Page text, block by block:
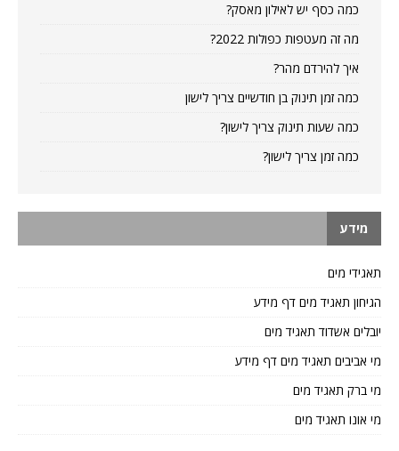
כמה כסף יש לאילון מאסק?
מה זה מעטפות כפולות 2022?
איך להירדם מהר?
כמה זמן תינוק בן חודשיים צריך לישון
כמה שעות תינוק צריך לישון?
כמה זמן צריך לישון?
מידע
תאגידי מים
הגיחון תאגיד מים דף מידע
יובלים אשדוד תאגיד מים
מי אביבים תאגיד מים דף מידע
מי ברק תאגיד מים
מי אונו תאגיד מים